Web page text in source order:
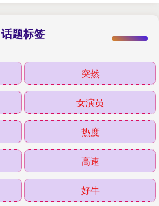
话题标签
突然
女演员
热度
高速
好牛